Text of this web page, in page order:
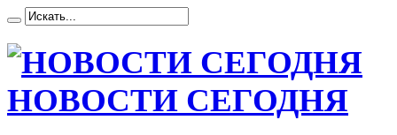
НОВОСТИ СЕГОДНЯ